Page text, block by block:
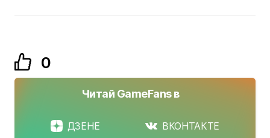
0
Читай GameFans в
ДЗЕНЕ ВКОНТАКТЕ